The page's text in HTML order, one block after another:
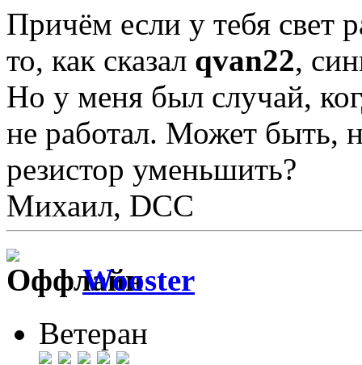
Причём если у тебя свет
то, как сказал qvan22,
Но у меня был случай,
не работал. Может быть,
резистор уменьшить?
Михаил, DCC
Wooster
Ветеран